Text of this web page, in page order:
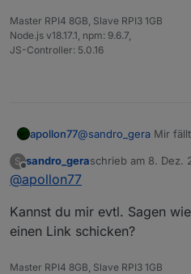
Master RPI4 8GB, Slave RPI3 1GB
Node.js v18.17.1, npm: 9.6.7,
JS-Controller: 5.0.16
apollon77@sandro_gera Mir
S
Offline
sandro_geraschrieb am 8. Dez.
zuletzt editiert von
@apollon77
Kannst du mir evtl. Sagen
einen Link schicken?
Master RPI4 8GB, Slave RPI3 1GB